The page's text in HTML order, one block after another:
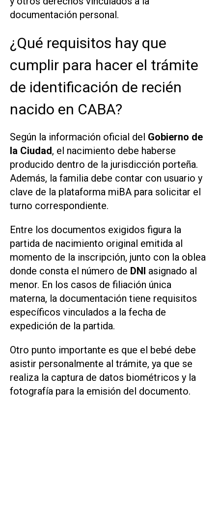
documentación personal.
¿Qué requisitos hay que
cumplir para hacer el trámite
de identificación de recién
nacido en CABA?
Según la información oficial del Gobierno de
la Ciudad, el nacimiento debe haberse
producido dentro de la jurisdicción porteña.
Además, la familia debe contar con usuario y
clave de la plataforma miBA para solicitar el
turno correspondiente.
Entre los documentos exigidos figura la
partida de nacimiento original emitida al
momento de la inscripción, junto con la oblea
donde consta el número de DNI asignado al
menor. En los casos de filiación única
materna, la documentación tiene requisitos
específicos vinculados a la fecha de
expedición de la partida.
Otro punto importante es que el bebé debe
asistir personalmente al trámite, ya que se
realiza la captura de datos biométricos y la
fotografía para la emisión del documento.